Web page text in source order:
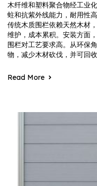
木纤维和塑料聚合物经工业
蛀和抗紫外线能力，耐用性
传统木质围栏依赖天然木材
维护，成本累积。安装方面
围栏对工艺要求高。从环保
物，减少木材砍伐，并可回
Read More